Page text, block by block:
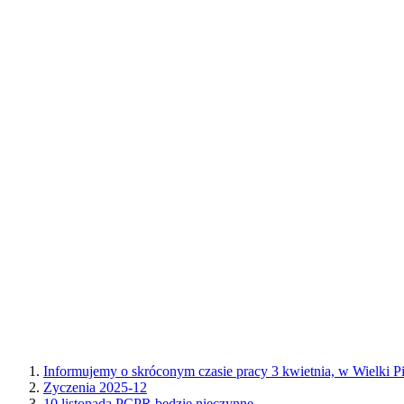
Informujemy o skróconym czasie pracy 3 kwietnia, w Wielki
Zyczenia 2025-12